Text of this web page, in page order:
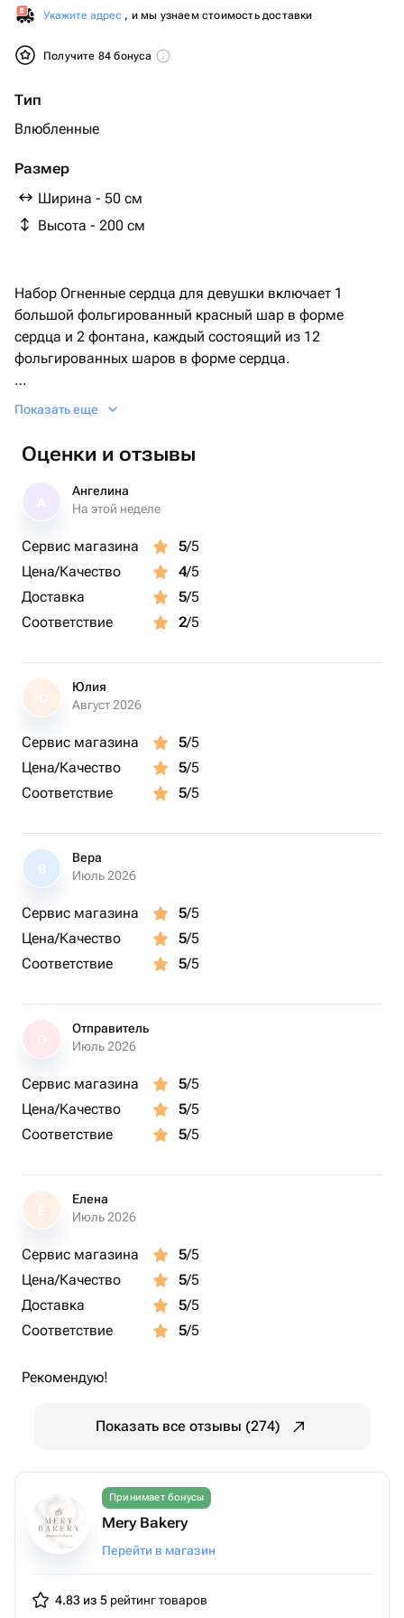
Укажите адрес , и мы узнаем стоимость доставки
Получите 84 бонуса
Тип
Влюбленные
Размер
Ширина - 50 см
Высота - 200 см
Набор Огненные сердца для девушки включает 1
большой фольгированный красный шар в форме
сердца и 2 фонтана, каждый состоящий из 12
фольгированных шаров в форме сердца.
Этот набор идеально подходит для романтических
особых событий. Все шары обработаны для
длительного полета, и цвета можно выбрать по
желанию.
можно выбрать по вашему желанию.
Показать еще
Оценки и отзывы
Ангелина
На этой неделе
Сервис магазина 5/5
Цена/Качество
4/5
Доставка
5/5
Соответствие
2/5
Ю
Юлия
Август 2026
Сервис магазина 5/5
Цена/Качество
5/5
Соответствие
5/5
В
Вера
Июль 2026
Сервис магазина 5/5
Цена/Качество
5/5
Соответствие
5/5
Отправитель
Июль 2026
Сервис магазина 5/5
Цена/Качество
5/5
Соответствие
5/5
Е
Елена
Июль 2026
Сервис магазина 5/5
Цена/Качество
5/5
Доставка
5/5
Соответствие
5/5
Рекомендую!
Показать все отзывы (274)
Принимает бонусы
Mery Bakery
Перейти в магазин
4.83 из 5 рейтинг товаров